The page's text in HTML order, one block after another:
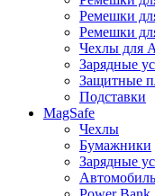
Ремешки
Ремешки
Чехлы для
Зарядные
Защитные
Подставки
MagSafe
Чехлы
Бумажники
Зарядные